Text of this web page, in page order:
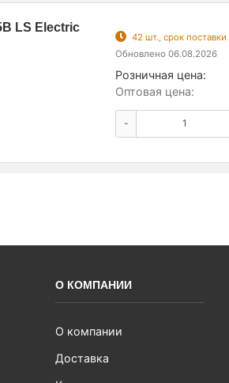
LS Electric
42 шт., срок
Обновлено 06.08.2026
Розничная цена:
Оптовая цена:
-
О КОМПАНИИ
О компании
Доставка